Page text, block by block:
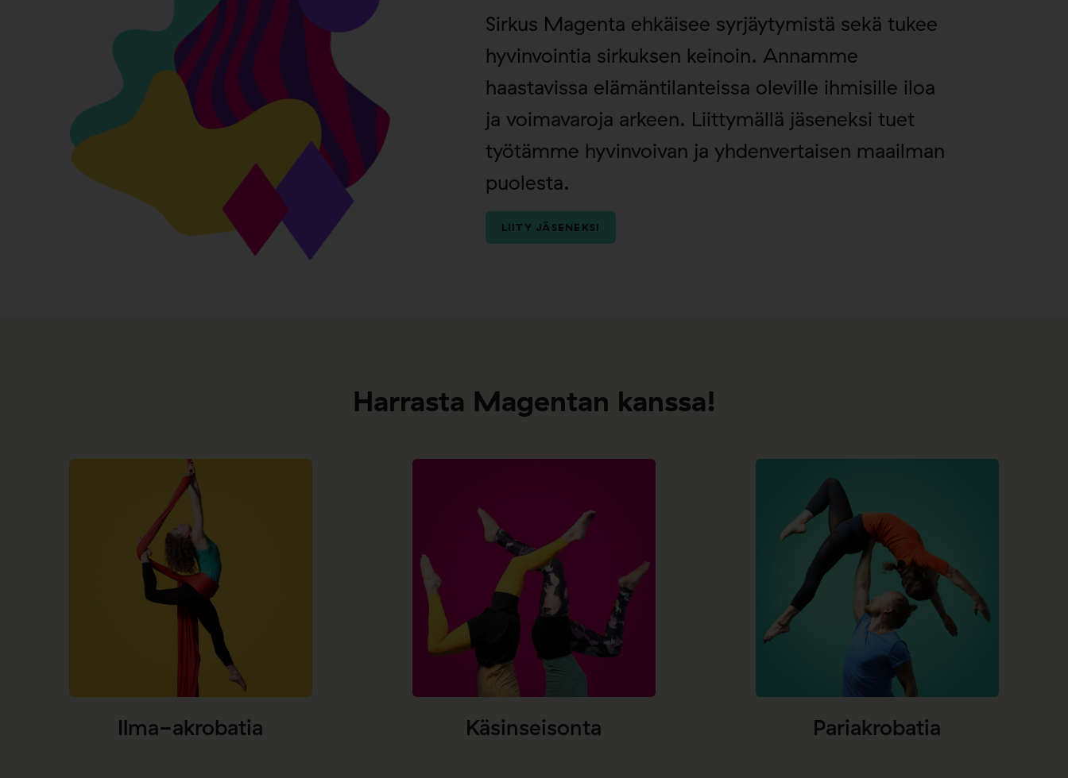
Sirkus Magenta ehkäisee syrjäytymistä sekä tukee
hyvinvointia sirkuksen keinoin. Annamme
haastavissa elämäntilanteissa oleville ihmisille iloa
ja voimavaroja arkeen. Liittymällä jäseneksi tuet
työtämme hyvinvoivan ja yhdenvertaisen maailman
puolesta.
LIITY JÄSENEKSI
Harrasta Magentan kanssa!
Ilma-akrobatia Käsinseisonta Pariakrobatia